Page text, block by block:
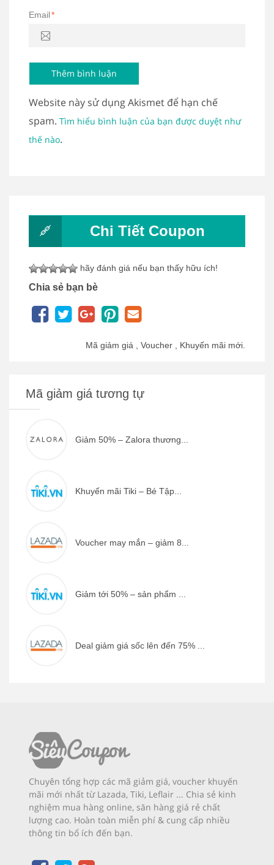
Email*
Website này sử dụng Akismet để hạn chế
spam. Tìm hiểu bình luận của bạn được duyệt như
thế nào.
Chi Tiết Coupon
hãy đánh giá nếu bạn thấy hữu ích!
Chia sẻ bạn bè
Mã giảm giá , Voucher , Khuyến mãi mới.
Mã giảm giá tương tự
Giảm 50% – Zalora thương...
Khuyến mãi Tiki – Bé Tập...
Voucher may mắn – giảm 8...
Giảm tới 50% – sản phẩm ...
Deal giảm giá sốc lên đến 75% ...
Chuyên tổng hợp các mã giảm giá, voucher khuyến
mãi mới nhất từ Lazada, Tiki, Leflair ... Chia sẻ kinh
nghiệm mua hàng online, săn hàng giá rẻ chất
lượng cao. Hoàn toàn miễn phí & cung cấp nhiều
thông tin bổ ích đến bạn.